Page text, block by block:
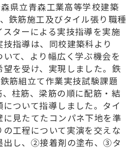
若年者ものづくり競技
職業訓練指導員免許取
１級技能士等フォロー
職業訓練振興
若年技能者人材育成支
若年技能者人材育
ものづくりマイス
県立青森工業高等学校建築
鉄筋施工及びタイル張り職種
ターによる実技指導を実施
技指導は、同校建築科より
いて、より幅広く学ぶ機会を
を受け、実現しました。鉄
筋組立て作業実技試験課題
柱筋、梁筋の順に配筋・結
ついて指導しました。タイ
に見たてたコンパネ下地を準
工程について実演を交えな
出し、②接着剤の塗布、③タ